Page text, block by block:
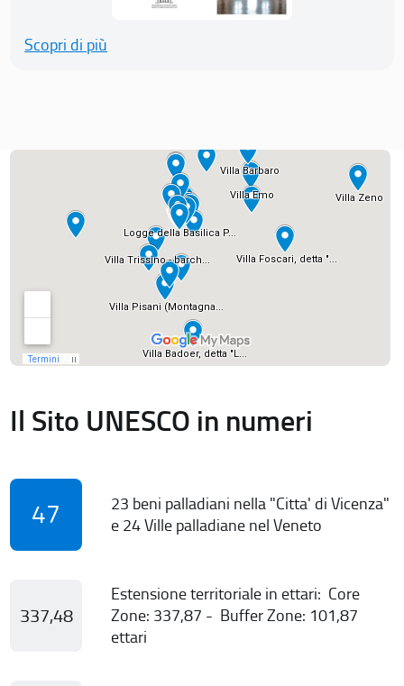
Scopri di più
Il Sito UNESCO in numeri
47
23 beni palladiani nella "Citta' di Vicenza"
e 24 Ville palladiane nel Veneto
337,48
Estensione territoriale in ettari: Core
Zone: 337,87 - Buffer Zone: 101,87
ettari